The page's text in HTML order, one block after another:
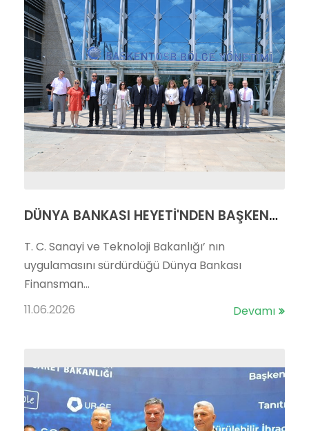
DÜNYA BANKASI HEYETİ'NDEN BAŞKENT OSB'YE ZİYARET
T. C. Sanayi ve Teknoloji Bakanlığı’ nın
uygulamasını sürdürdüğü Dünya Bankası
Finansman...
11.06.2026
Devamı